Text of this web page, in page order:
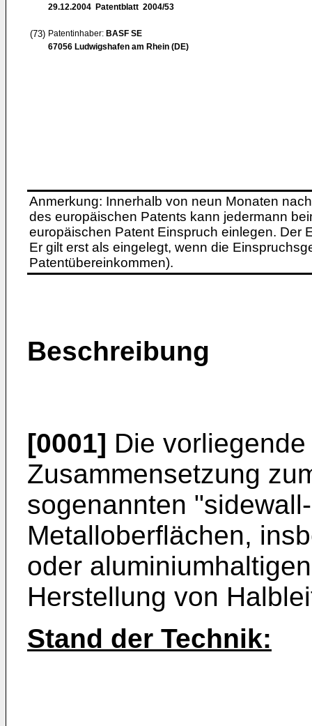
29.12.2004 Patentblatt 2004/53
(73) Patentinhaber: BASF SE
67056 Ludwigshafen am Rhein (DE)
Anmerkung: Innerhalb von neun Monaten
des europäischen Patents kann jedermann
europäischen Patent Einspruch einlegen. Der
Er gilt erst als eingelegt, wenn die
Patentübereinkommen).
Beschreibung
[0001] Die
Zusammensetzung
sogenannten
Metalloberflächen,
oder
Herstellung von
Stand der Technik: